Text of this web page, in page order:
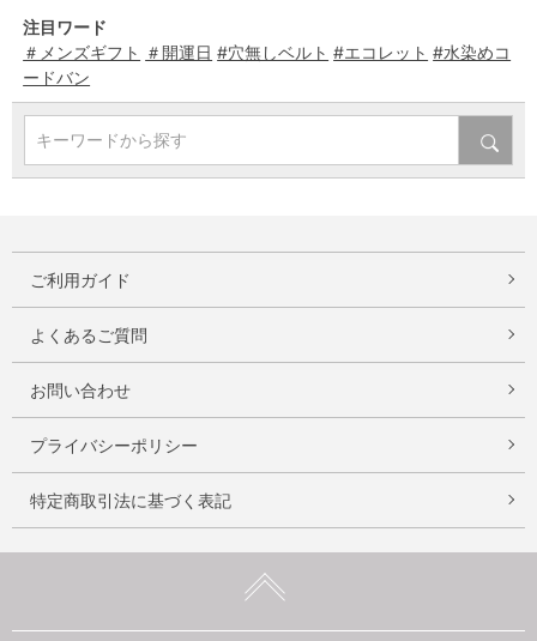
注目ワード
＃メンズギフト ＃開運日 #穴無しベルト #エコレット #水染めコ
ードバン
キーワードから探す
ご利用ガイド
よくあるご質問
お問い合わせ
プライバシーポリシー
特定商取引法に基づく表記